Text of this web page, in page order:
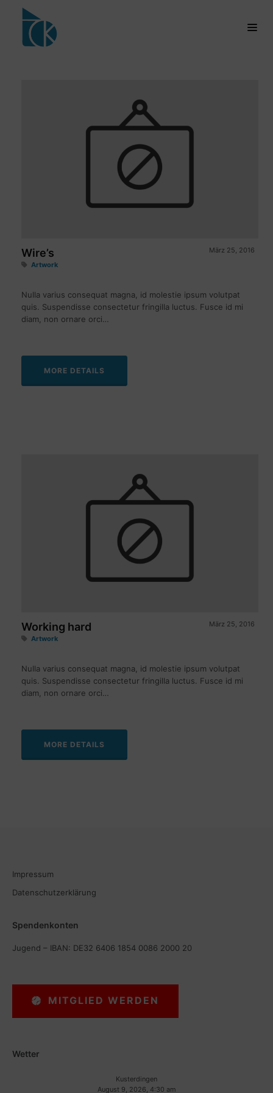
Wire’s
Artwork
März 25, 2016
Nulla varius consequat magna, id molestie ipsum volutpat
quis. Suspendisse consectetur fringilla luctus. Fusce id mi
diam, non ornare orci…
MORE DETAILS
Working hard
Artwork
März 25, 2016
Nulla varius consequat magna, id molestie ipsum volutpat
quis. Suspendisse consectetur fringilla luctus. Fusce id mi
diam, non ornare orci…
MORE DETAILS
Impressum
Datenschutzerklärung
Spendenkonten
Jugend – IBAN: DE32 6406 1854 0086 2000 20
MITGLIED WERDEN
Wetter
Kusterdingen
August 9, 2026, 4:30 am